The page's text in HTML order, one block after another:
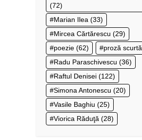
(72)
Marian Ilea (33)
Mircea Cărtărescu (29)
poezie (62) proză scurtă
Radu Paraschivescu (36)
Raftul Denisei (122)
Simona Antonescu (20)
Vasile Baghiu (25)
Viorica Răduţă (28)